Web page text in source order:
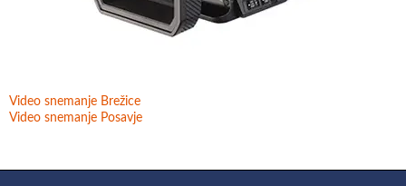
Video snemanje Brežice
Video snemanje Posavje